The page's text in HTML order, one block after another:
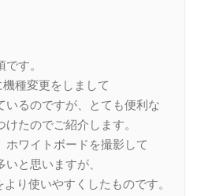
す。
種変更をしまして
いるのですが、とても便利な
たのでご紹介します。
ホワイトボードを撮影して
と思いますが、
り使いやすくしたものです。